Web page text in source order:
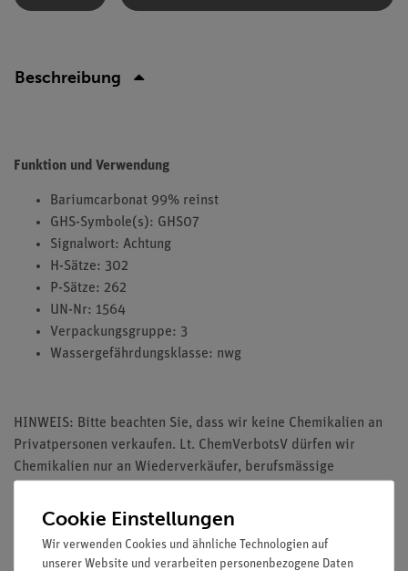
Beschreibung
Funktion und Verwendung
Bariumcarbonat 99% reinst
GHS-Symbole(s): GHS07
Signalwort: Achtung
H-Sätze: 302
P-Sätze: 262
UN-Nr: 1564
Verpackungsgruppe: 3
Wassergefährdungsklasse: nwg
HINWEIS: Bitte beachten Sie, dass wir keine Chemikalien an
Privatpersonen verkaufen. Lt. ChemVerbotsV dürfen wir
Chemikalien nur an Wiederverkäufer, berufsmässige
Lehranstalten abgeben.
Cookie Einstellungen
Wir verwenden Cookies und ähnliche Technologien auf
unserer Website und verarbeiten personenbezogene Daten